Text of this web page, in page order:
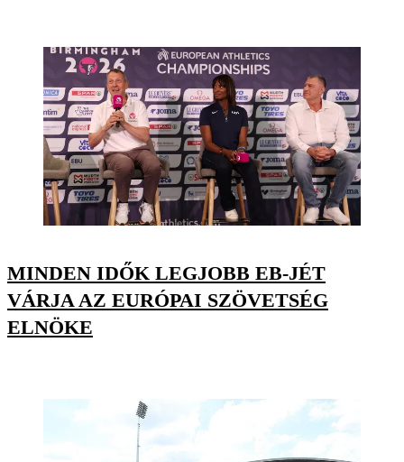
MINDEN IDŐK LEGJOBB EB-JÉT
VÁRJA AZ EURÓPAI SZÖVETSÉG
ELNÖKE